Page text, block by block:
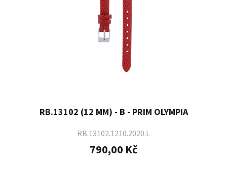
RB.13102 (12 MM) - B - PRIM OLYMPIA
RB.13102.1210.2020.L
790,00 Kč